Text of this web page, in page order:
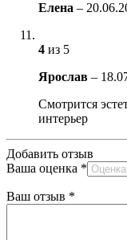
Елена –
4 из 5
Ярослав –
Смотрится
интерьер
Добавить отзыв
Ваша оценка *
Ваш отзыв *